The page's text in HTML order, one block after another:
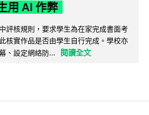
用 AI 作弊
評核規則，要求學生為在家完成書面考
核實作品是否由學生自行完成。學校亦
、設定網絡防...
閱讀全文